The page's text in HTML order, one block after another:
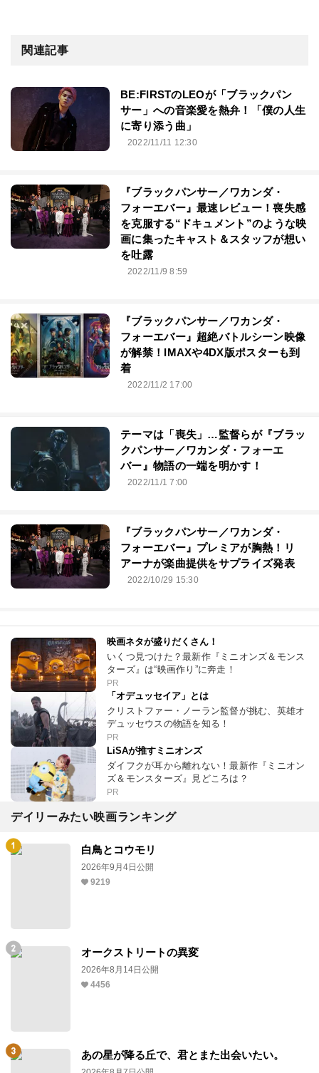
関連記事
BE:FIRSTのLEOが「ブラックパン
サー」への音楽愛を熱弁！「僕の人生
に寄り添う曲」
2022/11/11 12:30
『ブラックパンサー／ワカンダ・
フォーエバー』最速レビュー！喪失感
を克服する“ドキュメント”のような映
画に集ったキャスト＆スタッフが想い
を吐露
2022/11/9 8:59
『ブラックパンサー／ワカンダ・
フォーエバー』超絶バトルシーン映像
が解禁！IMAXや4DX版ポスターも到
着
2022/11/2 17:00
テーマは「喪失」…監督らが『ブラッ
クパンサー／ワカンダ・フォーエ
バー』物語の一端を明かす！
2022/11/1 7:00
『ブラックパンサー／ワカンダ・
フォーエバー』プレミアが胸熱！リ
アーナが楽曲提供をサプライズ発表
2022/10/29 15:30
映画ネタが盛りだくさん！
いくつ見つけた？最新作『ミニオンズ＆モンス
ターズ』は“映画作り”に奔走！
PR
「オデュッセイア」とは
クリストファー・ノーラン監督が挑む、英雄オ
デュッセウスの物語を知る！
PR
LiSAが推すミニオンズ
ダイフクが耳から離れない！最新作『ミニオン
ズ＆モンスターズ』見どころは？
PR
デイリーみたい映画ランキング
白鳥とコウモリ
2026年9月4日公開
9219
オークストリートの異変
2026年8月14日公開
4456
あの星が降る丘で、君とまた出会いたい。